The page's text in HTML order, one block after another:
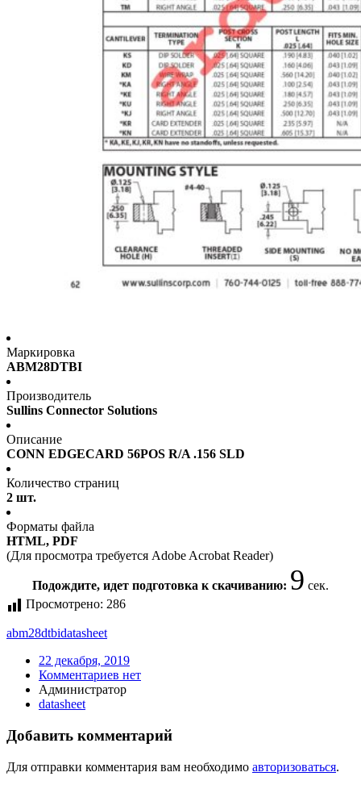
Маркировка
ABM28DTBI
Производитель
Sullins Connector Solutions
Описание
CONN EDGECARD 56POS R/A .156 SLD
Количество страниц
2 шт.
Форматы файла
HTML, PDF
(Для просмотра требуется Adobe Acrobat Reader)
Подождите, идет подготовка к скачиванию: 9 сек.
Просмотрено: 286
abm28dtbidatasheet
22 декабря, 2019
Комментариев нет
Администратор
datasheet
Добавить комментарий
Для отправки комментария вам необходимо авторизоваться.